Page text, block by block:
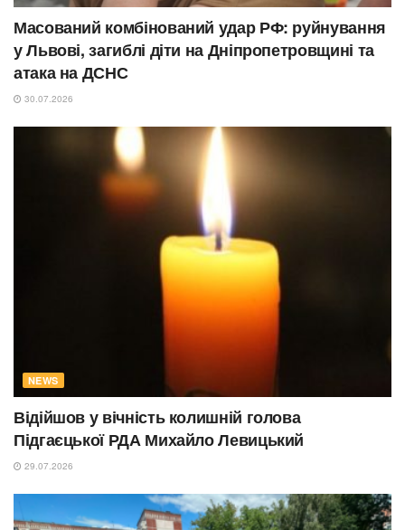
Масований комбінований удар РФ: руйнування
у Львові, загиблі діти на Дніпропетровщині та
атака на ДСНС
30.07.2026
NEWS
Відійшов у вічність колишній голова
Підгаєцької РДА Михайло Левицький
29.07.2026